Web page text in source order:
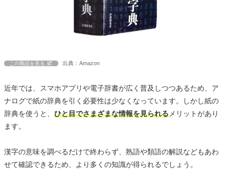
この商品を見る 出典：Amazon
近年では、スマホアプリや電子辞書が広く普及しつつあるため、ア
ナログで紙の辞典を引く必要性は少なくなっています。しかし紙の
辞典を使うと、 ひと目でさまざまな情報を見られる メリットがあり
ます。
漢字の意味を調べるだけで終わらず、熟語や類語の解説などもあわ
せて確認できるため、より多くの知識が得られるでしょう。